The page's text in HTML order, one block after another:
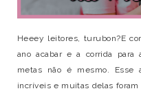
Heeey leitores, turubon?E
ano acabar e a corrida
metas não é mesmo.
incríveis e muitas delas